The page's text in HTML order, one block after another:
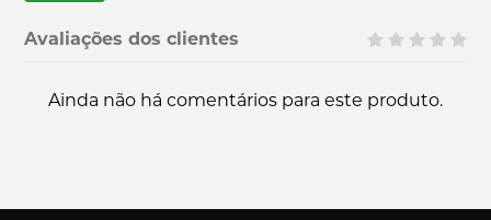
Avaliações dos clientes
Ainda não há comentários para este produto.